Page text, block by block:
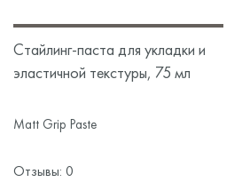
Стайлинг-паста для укладки и
эластичной текстуры, 75 мл
Matt Grip Paste
Отзывы: 0